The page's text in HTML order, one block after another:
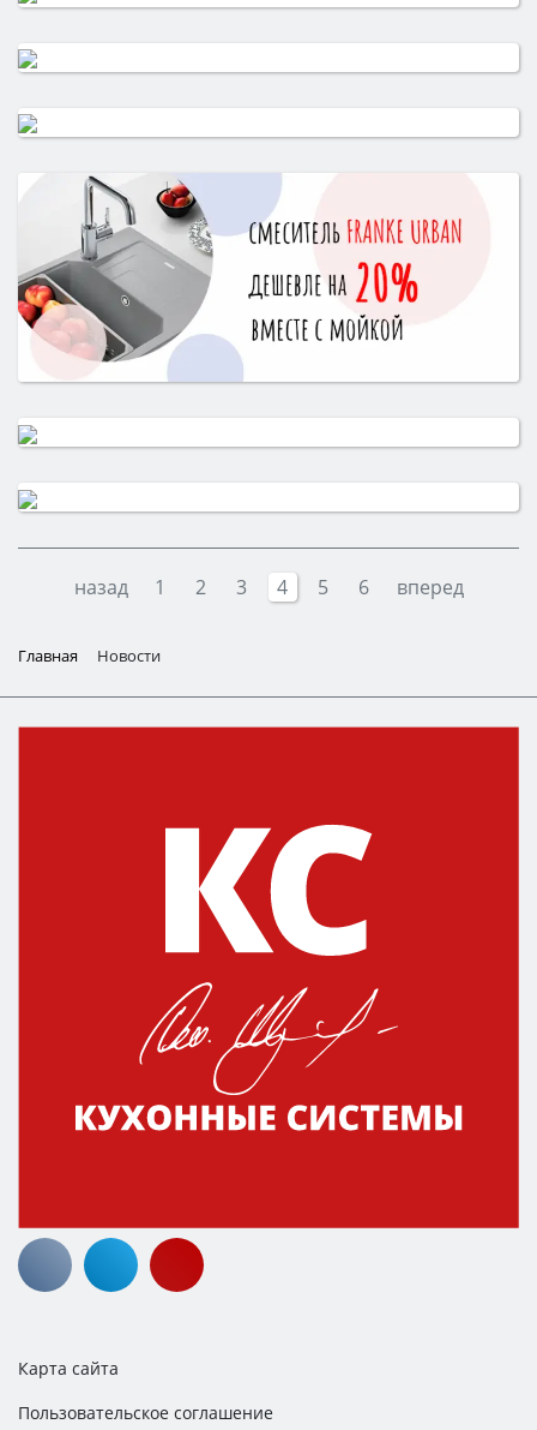
назад 1 2 3 4 5 6 вперед
Главная Новости
Карта сайта
Пользовательское соглашение